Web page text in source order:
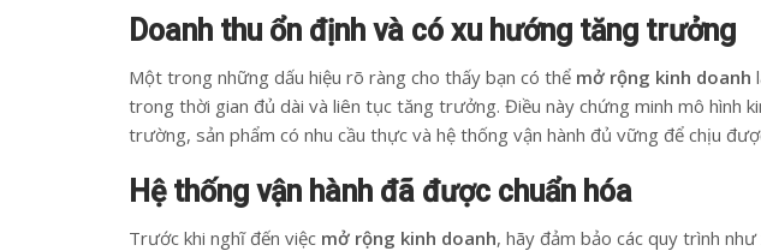
Doanh thu ổn định và có xu hướng tăng trưởng
Một trong những dấu hiệu rõ ràng cho thấy bạn có thể mở rộng kinh doanh
trong thời gian đủ dài và liên tục tăng trưởng. Điều này chứng minh mô hình
trường, sản phẩm có nhu cầu thực và hệ thống vận hành đủ vững để chịu
Hệ thống vận hành đã được chuẩn hóa
Trước khi nghĩ đến việc mở rộng kinh doanh, hãy đảm bảo các quy trình